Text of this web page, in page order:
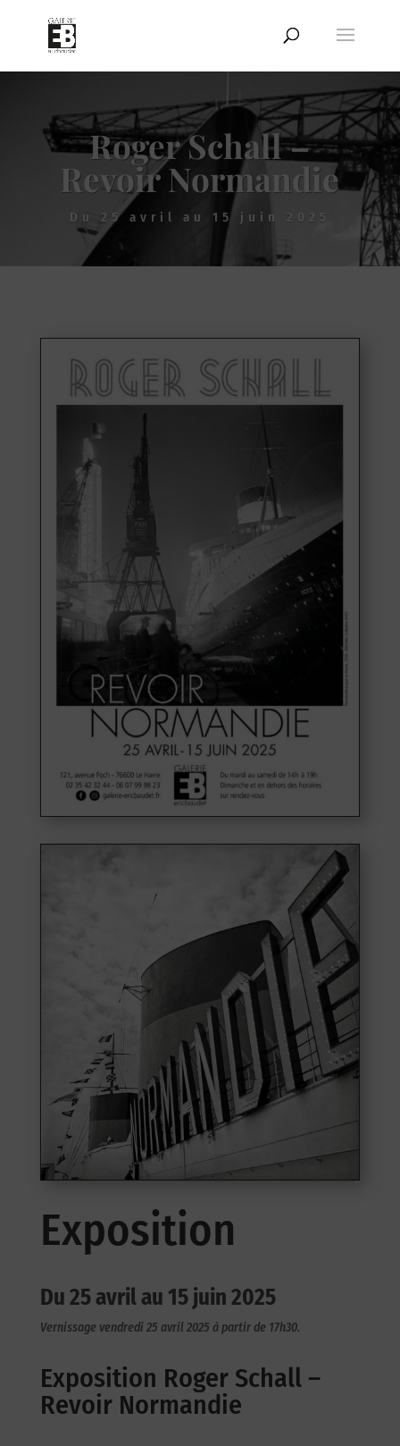
Roger Schall –
Revoir Normandie
Du 25 avril au 15 juin 2025
Exposition
Du 25 avril au 15 juin 2025
Vernissage vendredi 25 avril 2025 à partir de 17h30.
Exposition Roger Schall –
Revoir Normandie